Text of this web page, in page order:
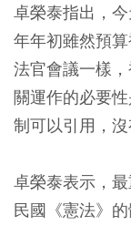
卓榮泰指出，
年年初雖然預
法官會議一樣
關運作的必要
制可以引用，沒
卓榮泰表示，
民國《憲法》